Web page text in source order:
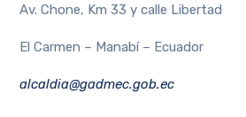
Av. Chone, Km 33 y calle Libertad
El Carmen – Manabí – Ecuador
alcaldia@gadmec.gob.ec